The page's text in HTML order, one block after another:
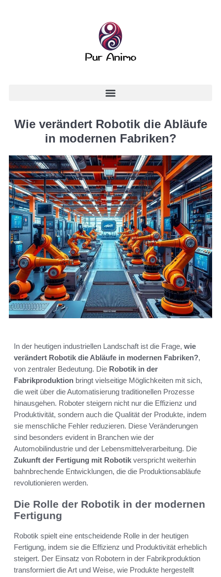
Wie verändert Robotik die Abläufe
in modernen Fabriken?
In der heutigen industriellen Landschaft ist die Frage, wie
verändert Robotik die Abläufe in modernen Fabriken?,
von zentraler Bedeutung. Die Robotik in der
Fabrikproduktion bringt vielseitige Möglichkeiten mit sich,
die weit über die Automatisierung traditionellen Prozesse
hinausgehen. Roboter steigern nicht nur die Effizienz und
Produktivität, sondern auch die Qualität der Produkte, indem
sie menschliche Fehler reduzieren. Diese Veränderungen
sind besonders evident in Branchen wie der
Automobilindustrie und der Lebensmittelverarbeitung. Die
Zukunft der Fertigung mit Robotik verspricht weiterhin
bahnbrechende Entwicklungen, die die Produktionsabläufe
revolutionieren werden.
Die Rolle der Robotik in der modernen
Fertigung
Robotik spielt eine entscheidende Rolle in der heutigen
Fertigung, indem sie die Effizienz und Produktivität erheblich
steigert. Der Einsatz von Robotern in der Fabrikproduktion
transformiert die Art und Weise, wie Produkte hergestellt